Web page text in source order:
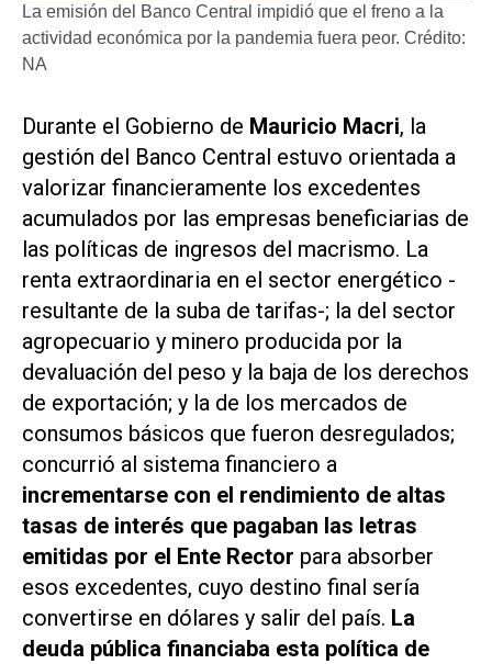
La emisión del Banco Central impidió que el freno a la
actividad económica por la pandemia fuera peor. Crédito:
NA
Durante el Gobierno de Mauricio Macri, la
gestión del Banco Central estuvo orientada a
valorizar financieramente los excedentes
acumulados por las empresas beneficiarias de
las políticas de ingresos del macrismo. La
renta extraordinaria en el sector energético -
resultante de la suba de tarifas-; la del sector
agropecuario y minero producida por la
devaluación del peso y la baja de los derechos
de exportación; y la de los mercados de
consumos básicos que fueron desregulados;
concurrió al sistema financiero a
incrementarse con el rendimiento de altas
tasas de interés que pagaban las letras
emitidas por el Ente Rector para absorber
esos excedentes, cuyo destino final sería
convertirse en dólares y salir del país. La
deuda pública financiaba esta política de